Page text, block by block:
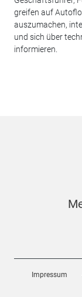
greifen auf
auszumachen,
und sich über
informieren.
Impressum